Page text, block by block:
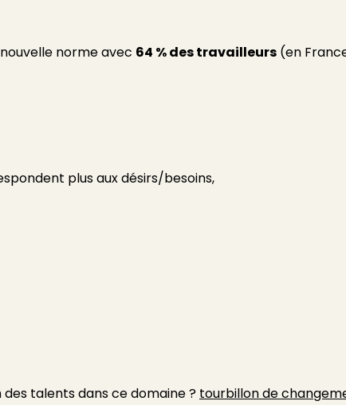
norme avec 64 % des travailleurs (en
plus aux désirs/besoins,
talents dans ce domaine ? tourbillon de